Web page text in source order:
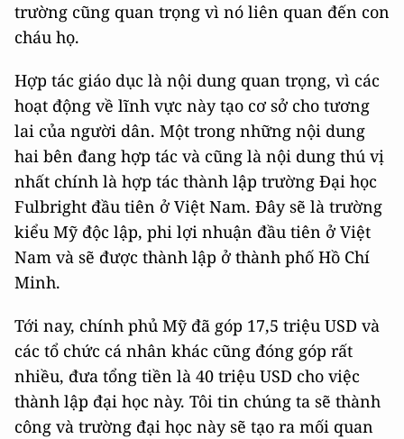
trường cũng quan trọng vì nó liên quan đến con
cháu họ.
Hợp tác giáo dục là nội dung quan trọng, vì các
hoạt động về lĩnh vực này tạo cơ sở cho tương
lai của người dân. Một trong những nội dung
hai bên đang hợp tác và cũng là nội dung thú vị
nhất chính là hợp tác thành lập trường Đại học
Fulbright đầu tiên ở Việt Nam. Đây sẽ là trường
kiểu Mỹ độc lập, phi lợi nhuận đầu tiên ở Việt
Nam và sẽ được thành lập ở thành phố Hồ Chí
Minh.
Tới nay, chính phủ Mỹ đã góp 17,5 triệu USD và
các tổ chức cá nhân khác cũng đóng góp rất
nhiều, đưa tổng tiền là 40 triệu USD cho việc
thành lập đại học này. Tôi tin chúng ta sẽ thành
công và trường đại học này sẽ tạo ra mối quan